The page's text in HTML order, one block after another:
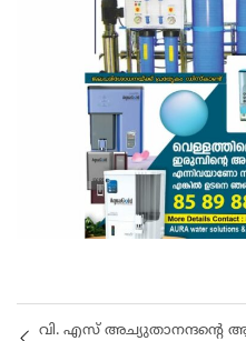
വി. എസ് അച്യുതാനന്ദന്റെ